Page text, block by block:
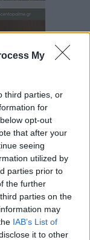
My
third parties, or
for
opt-out
that after your
seeing
utilized by
parties prior to
the further
parties on the
may
IAB’s List of
it to other
– Τιμητική
της Κω